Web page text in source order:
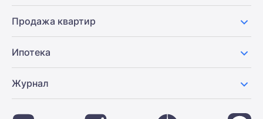
Продажа квартир
Ипотека
Журнал